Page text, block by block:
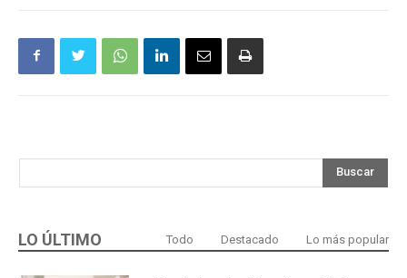
Buscar
LO ÚLTIMO Todo Destacado Lo más popular